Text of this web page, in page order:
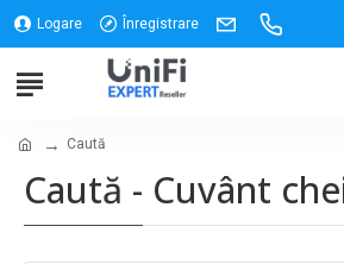
Logare Înregistrare
Caută
Caută - Cuvânt